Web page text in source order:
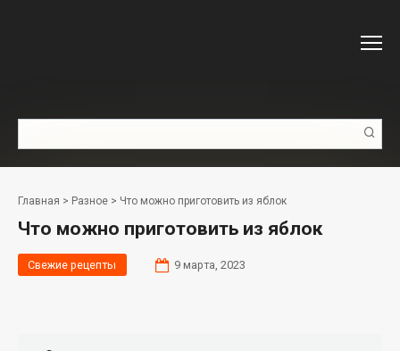
Главная > Разное > Что можно приготовить из яблок
Что можно приготовить из яблок
Свежие рецепты 9 марта, 2023